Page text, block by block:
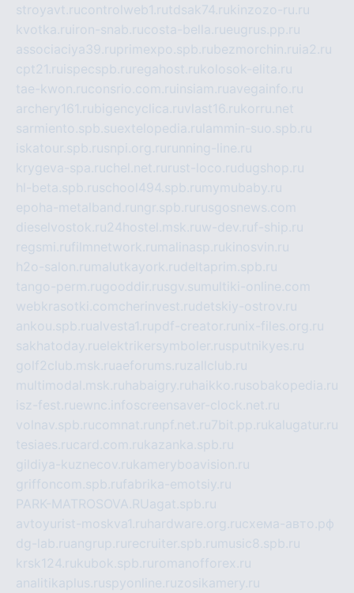
stroyavt.rucontrolweb1.rutdsak74.rukinzozo-ru.ru
kvotka.ru iron-snab.rucosta-bella.rueugrus.pp.ru
associaciya39.ruprimexpo.spb.rubezmorchin.ru ia2.ru
cpt21.ru ispecspb.ru regahost.rukolosok-elita.ru
tae-kwon.ruconsrio.com.ru insiam.ruavegainfo.ru
archery161.rubigencyclica.ruvlast16.rukorru.net
sarmiento.spb.suextelopedia.ru lammin-suo.spb.ru
iskatour.spb.rusnpi.org.ru running-line.ru
krygeva-spa.ruchel.net.ru rust-loco.rudugshop.ru
hl-beta.spb.ruschool494.spb.ru mymubaby.ru
epoha-metalband.ru ngr.spb.ru rusgosnews.com
dieselvostok.ru24hostel.msk.ruw-dev.ruf-ship.ru
regsmi.rufilmnetwork.ru malinasp.rukinosvin.ru
h2o-salon.ru malutkayork.rudeltaprim.spb.ru
tango-perm.rugooddir.rusgv.su multiki-online.com
webkrasotki.comcherinvest.rudetskiy-ostrov.ru
ankou.spb.rualvesta1.rupdf-creator.ru nix-files.org.ru
sakhatoday.ruelektrikersymboler.rusputnikyes.ru
golf2club.msk.ruaeforums.ruzallclub.ru
multimodal.msk.ru habaigry.ru haikko.rusobakopedia.ru
isz-fest.ruewnc.infoscreensaver-clock.net.ru
volnav.spb.rucomnat.ru npf.net.ru 7bit.pp.rukalugatur.ru
tesiaes.rucard.com.rukazanka.spb.ru
gildiya-kuznecov.rukameryboavision.ru
griffoncom.spb.rufabrika-emotsiy.ru
PARK-MATROSOVA.RUagat.spb.ru
avtoyurist-moskva1.ru hardware.org.ruсхема-авто.рф
dg-lab.ruangrup.ru recruiter.spb.ru music8.spb.ru
krsk124.rukubok.spb.ru romanofforex.ru
analitikaplus.ruspyonline.ruzosikamery.ru